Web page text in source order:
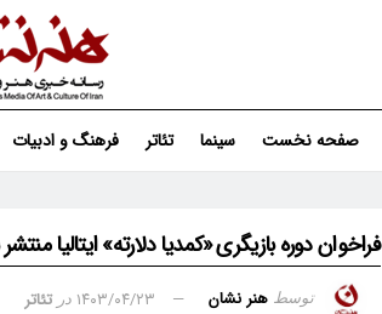
صفحه نخست سینما تئاتر فرهنگ و ادبیات
فراخوان دوره بازیگری «کمدیا دلارته» ایتالیا
توسط هنر نشان ۱۴۰۳/۰۴/۲۳ در تئاتر